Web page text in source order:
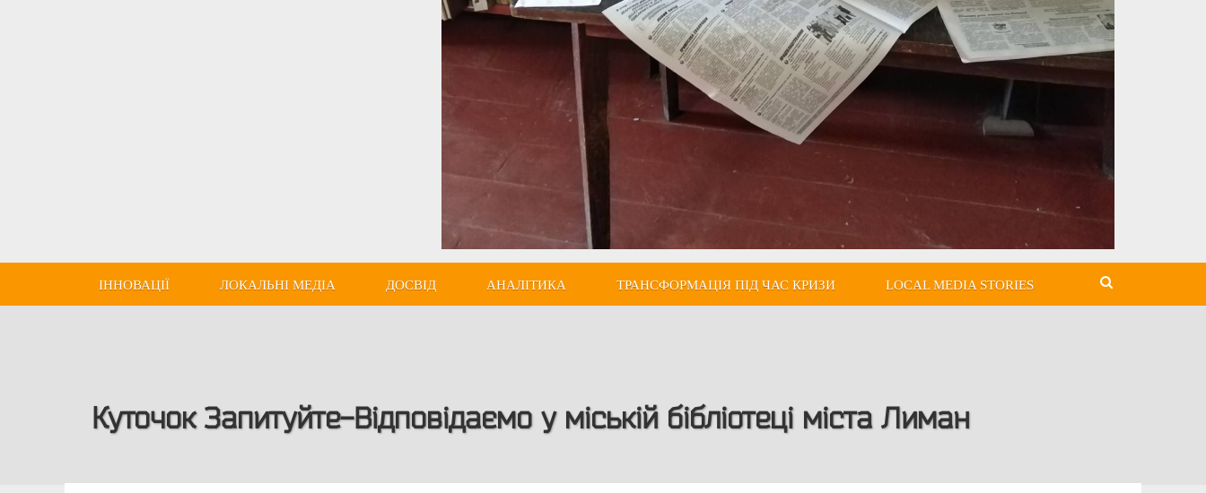
ІННОВАЦІЇ ЛОКАЛЬНІ МЕДІА ДОСВІД АНАЛІТИКА ТРАНСФОРМАЦІЯ ПІД ЧАС КРИЗИ LOCAL MEDIA STORIES
Куточок Запитуйте-Відповідаємо у міській бібліотеці міста Лиман